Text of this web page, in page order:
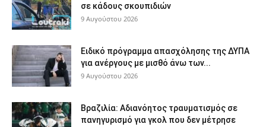
σε κάδους σκουπιδιών
9 Αυγούστου 2026
Ειδικό πρόγραμμα απασχόλησης της ΔΥΠΑ
για ανέργους με μισθό άνω των...
9 Αυγούστου 2026
Βραζιλία: Αδιανόητος τραυματισμός σε
πανηγυρισμό για γκολ που δεν μέτρησε